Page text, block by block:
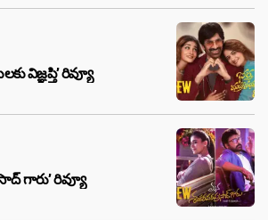
విజ్ఞప్తి’ రివ్యూ
గారు’ రివ్యూ